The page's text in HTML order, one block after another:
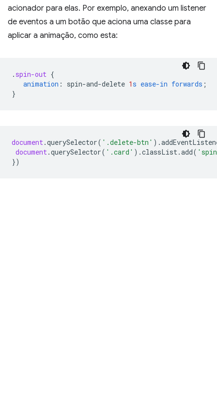
acionador para elas. Por exemplo, anexando um listener
de eventos a um botão que aciona uma classe para
aplicar a animação, como esta:
. spin-out {
animation : spin-and-delete 1s ease-in forwards ;
}
document .querySelector( '.delete-btn' ).
document .querySelector( '.card' ).classList .add(
})